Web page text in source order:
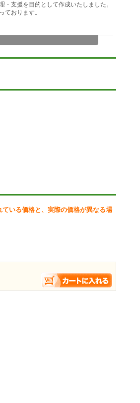
支援を目的として作成いたしました。
ております。
施割合算出・CSV出力
いる価格と、実際の価格が異なる場